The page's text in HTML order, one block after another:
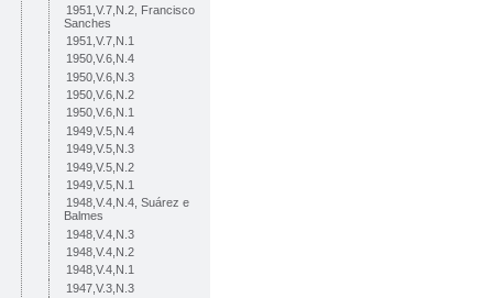
1951,V.7,N.2, Francisco
Sanches
1951,V.7,N.1
1950,V.6,N.4
1950,V.6,N.3
1950,V.6,N.2
1950,V.6,N.1
1949,V.5,N.4
1949,V.5,N.3
1949,V.5,N.2
1949,V.5,N.1
1948,V.4,N.4, Suárez e
Balmes
1948,V.4,N.3
1948,V.4,N.2
1948,V.4,N.1
1947,V.3,N.3